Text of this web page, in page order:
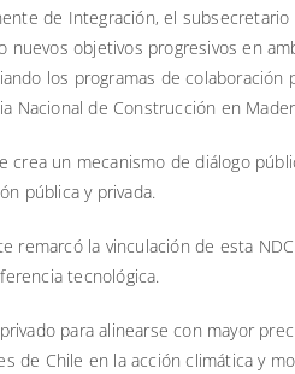
de Integración, el
objetivos progresivos en
los programas de colaboración
Nacional de Construcción en
un mecanismo de diálogo
pública y privada.
la vinculación de esta
tecnológica.
para alinearse con mayor
de Chile en la acción climática y